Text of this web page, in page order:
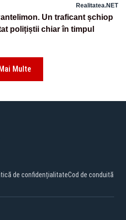
Realitatea.NET
Un traficant șchiop
polițiștii chiar în timpul
Mai Multe
de confidențialitateCod de conduită